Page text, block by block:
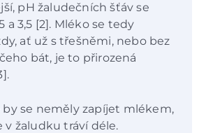
pH žaludečních šťáv se
a 3,5 [2]. Mléko se tedy
ať už s třešněmi, nebo bez
bát, je to přirozená
by se neměly zapíjet mlékem,
v žaludku tráví déle.